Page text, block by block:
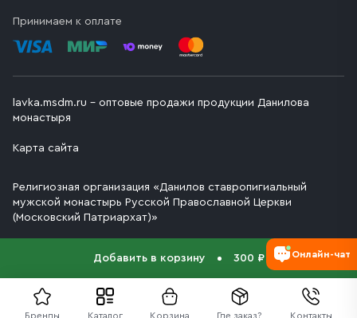
Бренды Каталог Корзина Где заказ? Контакты
Добавить в корзину 300 ₽
Принимаем к оплате
lavka.msdm.ru – оптовые продажи продукции Данилова
монастыря
Карта сайта
Религиозная организация «Данилов ставропигиальный
мужской монастырь Русской Православной Церкви
(Московский Патриархат)»
Онлайн-чат